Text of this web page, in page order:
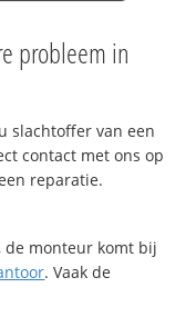
probleem in
slachtoffer van een
contact met ons op
reparatie.
de monteur komt bij
. Vaak de